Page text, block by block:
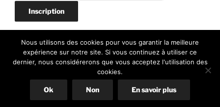
Politique de confidentialité
Fièrement propulsé par
WordPress
Nous utilisons des cookies pour vous garantir la meilleure
expérience sur notre site. Si vous continuez à utiliser ce
dernier, nous considérerons que vous acceptez l'utilisation des
cookies.
Ok Non En savoir plus